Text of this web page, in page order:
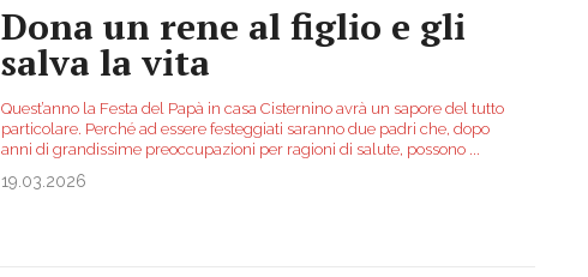
Dona un rene al figlio e gli
salva la vita
Quest’anno la Festa del Papà in casa Cisternino avrà un sapore del tutto
particolare. Perché ad essere festeggiati saranno due padri che, dopo
anni di grandissime preoccupazioni per ragioni di salute, possono
19.03.2026